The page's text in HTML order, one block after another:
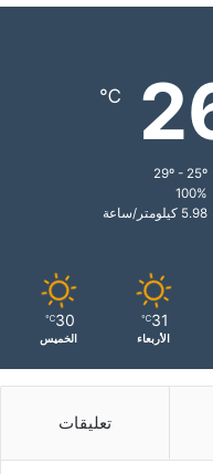
℃
100%
5.98 كيلومتر/ساعة
31
℃
الأربعاء
30
℃
الخميس
تعليقات